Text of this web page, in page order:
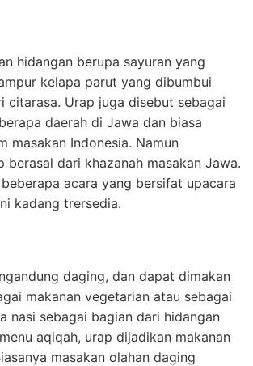
hidangan berupa sayuran yang
kelapa parut yang dibumbui
citarasa. Urap juga disebut sebagai
daerah di Jawa dan biasa
masakan Indonesia. Namun
berasal dari khazanah masakan Jawa.
acara yang bersifat upacara
kadang trersedia.
daging, dan dapat dimakan
makanan vegetarian atau sebagai
nasi sebagai bagian dari hidangan
aqiqah, urap dijadikan makanan
masakan olahan daging